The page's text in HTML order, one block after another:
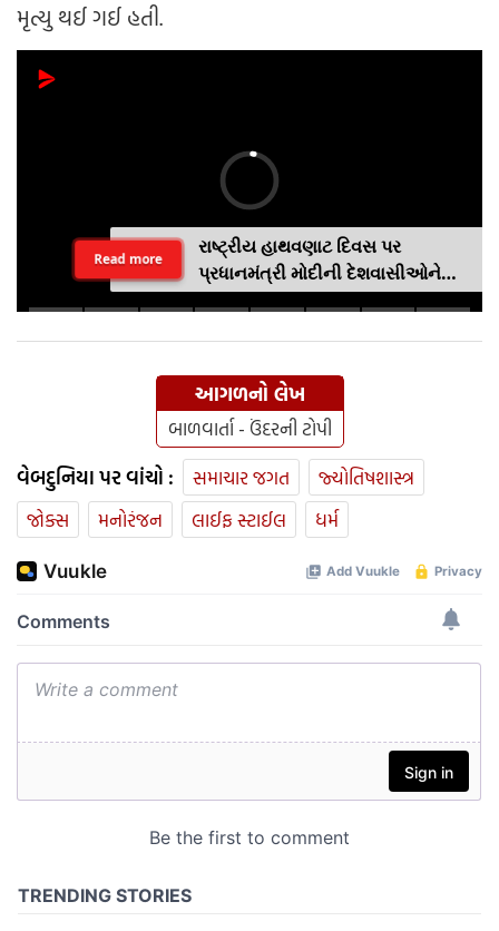
મૃત્યુ થઈ ગઈ હતી.
રાષ્ટ્રીય હાથવણાટ દિવસ પર
પ્રધાનમંત્રી મોદીની દેશવાસીઓને
અપીલૢ સ્થાનિક કપડાં પહેરો,
Read more
આગળનો લેખ
બાળવાર્તા - ઉંદરની ટોપી
વેબદુનિયા પર વાંચો : સમાચાર જગત
જ્યોતિષશાસ્ત્ર
જોક્સ
મનોરંજન લાઈફ સ્ટાઈલ ધર્મ